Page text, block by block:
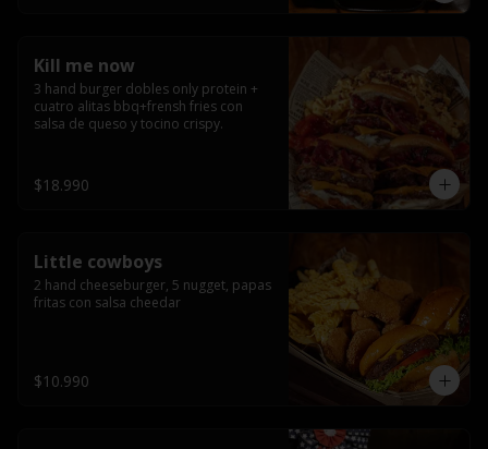
Kill me now
3 hand burger dobles only protein +
cuatro alitas bbq+frensh fries con
salsa de queso y tocino crispy.
$18.990
Little cowboys
2 hand cheeseburger, 5 nugget, papas
fritas con salsa cheedar
$10.990